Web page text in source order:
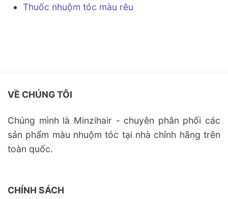
Thuốc nhuộm tóc màu rêu
VỀ CHÚNG TÔI
Chúng mình là Minzihair - chuyên phân phối các
sản phẩm màu nhuộm tóc tại nhà chính hãng trên
toàn quốc.
CHÍNH SÁCH